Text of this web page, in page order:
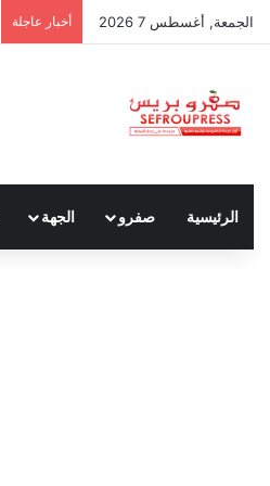
الجمعة, أغسطس 7 2026 أخبار عاجلة
الرئيسية صفرو الجهة